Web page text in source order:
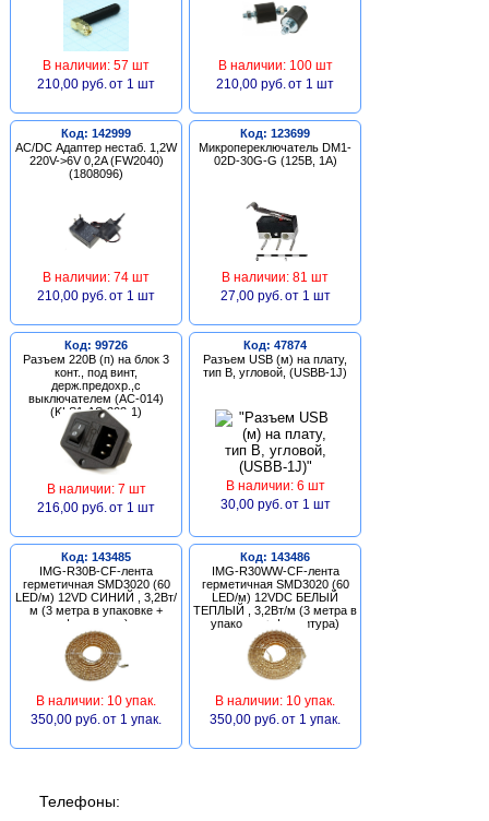
В наличии: 57 шт
210,00 руб. от 1 шт
В наличии: 100 шт
210,00 руб. от 1 шт
Код: 142999
AC/DC Адаптер нестаб. 1,2W
220V->6V 0,2A (FW2040)
(1808096)
В наличии: 74 шт
210,00 руб. от 1 шт
Код: 123699
Микропереключатель DM1-
02D-30G-G (125В, 1А)
В наличии: 81 шт
27,00 руб. от 1 шт
Код: 99726
Разъем 220В (п) на блок 3
конт., под винт,
держ.предохр.,с
выключателем (AC-014)
(KLS1-AS-303-1)
В наличии: 7 шт
216,00 руб. от 1 шт
Код: 47874
Разъем USB (м) на плату,
тип В, угловой, (USBB-1J)
В наличии: 6 шт
30,00 руб. от 1 шт
Код: 143485
IMG-R30B-CF-лента
герметичная SMD3020 (60
LED/м) 12VD СИНИЙ , 3,2Вт/
м (3 метра в упаковке +
фурнитура)
В наличии: 10 упак.
350,00 руб. от 1 упак.
Код: 143486
IMG-R30WW-CF-лента
герметичная SMD3020 (60
LED/м) 12VDC БЕЛЫЙ
ТЕПЛЫЙ , 3,2Вт/м (3 метра в
упаковке + фурнитура)
В наличии: 10 упак.
350,00 руб. от 1 упак.
Телефоны: